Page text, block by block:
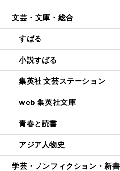
文芸・文庫・総合
すばる
小説すばる
集英社 文芸ステーション
web 集英社文庫
青春と読書
アジア人物史
学芸・ノンフィクション・新書